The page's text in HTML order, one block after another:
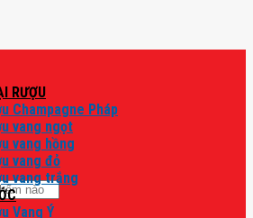
RƯỢU
Champagne Pháp
vang ngọt
vang hồng
vang đỏ
vang trắng
Vang Ý